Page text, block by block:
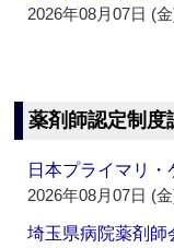
2026年08月07日 (
薬剤師認定制度
日本プライマリ
2026年08月07日 (
埼玉県病院薬剤